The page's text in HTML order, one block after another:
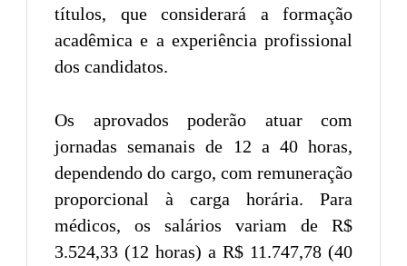
títulos, que considerará a formação
acadêmica e a experiência profissional
dos candidatos.
Os aprovados poderão atuar com
jornadas semanais de 12 a 40 horas,
dependendo do cargo, com remuneração
proporcional à carga horária. Para
médicos, os salários variam de R$
3.524,33 (12 horas) a R$ 11.747,78 (40